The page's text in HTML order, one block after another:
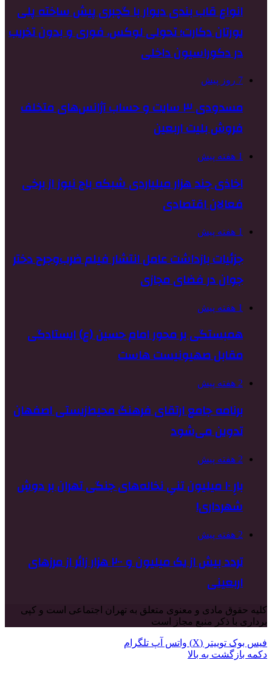
انواع قاب بندی دیوار با گچبری پیش ساخته پلی
یورتان دکارت؛ تحولی لوکس، فوری و بدون تخریب
در دکوراسیون داخلی
7 روز پیش
مسدودی ۳ سایت و حساب آژانس‌های متخلف
فروش بلیت اربعین
1 هفته پیش
اخاذی چند هزار میلیاردی شبکه باج نیوز از برخی
فعالان اقتصادی
1 هفته پیش
جزئیات بازداشت عامل انتشار فیلم ضرب‌وجرح دختر
جوان در فضای مجازی
1 هفته پیش
همبستگی بر محور امام حسین (ع) ایستادگی
مقابل صهیونیست هاست
2 هفته پیش
برنامه جامع ارتقای فرهنگ محیط‌زیستی اصفهان
تدوین می‌شود
2 هفته پیش
بارِ ۱۰ میلیون تنیِ نخاله‌های جنگی تهران بر دوشِ
شهرداری!
2 هفته پیش
تردد بیش از یک میلیون و ۲۰۰ هزار زائر از مرزهای
اربعینی
کلیه حقوق مادی و معنوی متعلق به تهران اجتماعی است و کپی
برداری با ذکر منبع مجاز است
فیس بوک توییتر (X) واتس آپ تلگرام
دکمه بازگشت به بالا